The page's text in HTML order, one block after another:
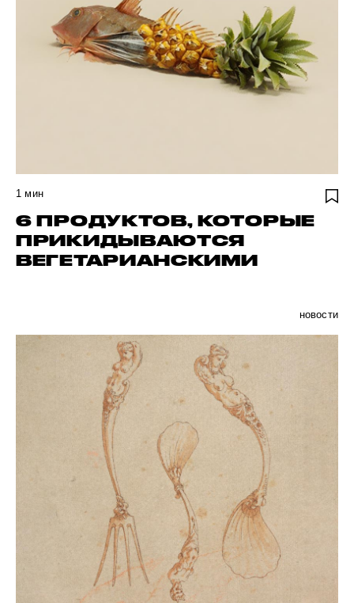
1 мин
6 ПРОДУКТОВ, КОТОРЫЕ
ПРИКИДЫВАЮТСЯ
ВЕГЕТАРИАНСКИМИ
новости